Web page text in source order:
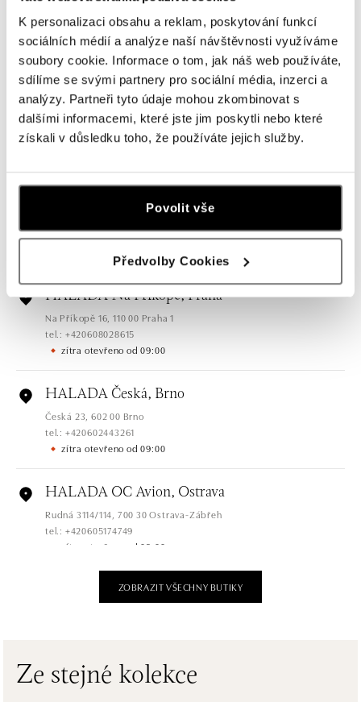
K personalizaci obsahu a reklam, poskytování funkcí
sociálních médií a analýze naší návštěvnosti využíváme
soubory cookie. Informace o tom, jak náš web používáte,
sdílíme se svými partnery pro sociální média, inzerci a
analýzy. Partneři tyto údaje mohou zkombinovat s
dalšími informacemi, které jste jim poskytli nebo které
získali v důsledku toho, že používáte jejich služby.
Povolit vše
Předvolby Cookies
tel.: +420724986111
HALADA Na Příkopě, Praha
Na Příkopě 16, 110 00 Praha 1
tel.: +420608028615
zítra otevřeno od 09:00
HALADA Česká, Brno
Česká 23, 602 00 Brno
tel.: +420602443261
zítra otevřeno od 09:00
HALADA OC Avion, Ostrava
Rudná 3114/114, 700 30 Ostrava-Zábřeh
tel.: +420605174749
zítra otevřeno od 09:00
HALADA OC Eurovea, Bratislava
HALADA OC Avion, Bratislava
ZOBRAZIT VŠECHNY BUTIKY
Ze stejné kolekce